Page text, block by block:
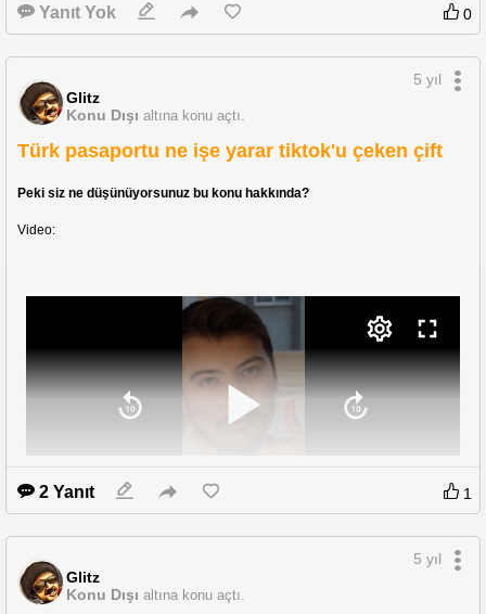
ülkenin gerçek sahibinin kendileri olduğunu farkedebilirdi ancak durum bu
Yanıt Yok 0
Glitz
Konu Dışı altına konu açtı.
5 yıl
Türk pasaportu ne işe yarar tiktok'u çeken çift
Peki siz ne düşünüyorsunuz bu konu hakkında?
Video:
2 Yanıt 1
Glitz
Konu Dışı altına konu açtı.
5 yıl